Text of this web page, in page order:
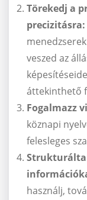
Törekedj a
precizitásra:
veszed az
áttekinthető
Fogalmazz
köznapi
felesleges
használj,